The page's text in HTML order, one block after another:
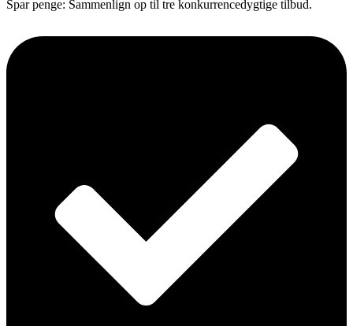
Spar penge: Sammenlign op til tre konkurrencedygtige tilbud.